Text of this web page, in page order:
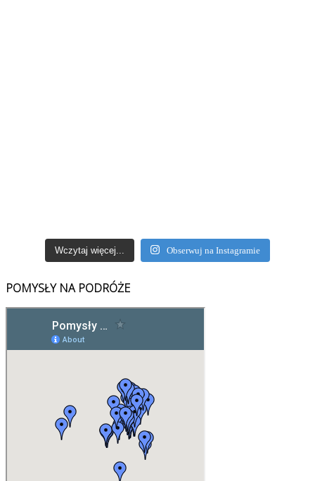
Wczytaj więcej... Obserwuj na Instagramie
POMYSŁY NA PODRÓŻE